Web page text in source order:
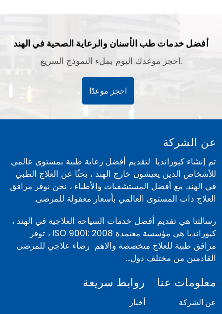
أفضل خدمات طب الأسنان والرعاية الصحية في الهند
احجز موعدك اليوم بملء النموذج السريع.
احجز موعدًا
عن الشركة
تم إنشاء كيورانديا لتقديم أفضل رعاية طبية بمستوى عالمي
للأشخاص الذين يعيشون خارج الهند ، بحثًا عن العلاج الطبي
في الهند. مع أفضل المستشفيات والأطباء ، نحن نوفر مرافق
العلاج ذات المستوى العالمي بأسعار معقولة للمرضى.
رسالتنا هي تقديم أفضل خدمات السياحة العلاجية في الهند ،
كيورانديا هي مؤسسة معتمدة ISO 9001: 2008 ، توفر
مرافق طبية للعلاج متخصصة والاهم رضاء علاجي للمرضى
القادمين من مختلف دول...
معلومات عنا
عن الشركة
روابط سريعة
أخبار